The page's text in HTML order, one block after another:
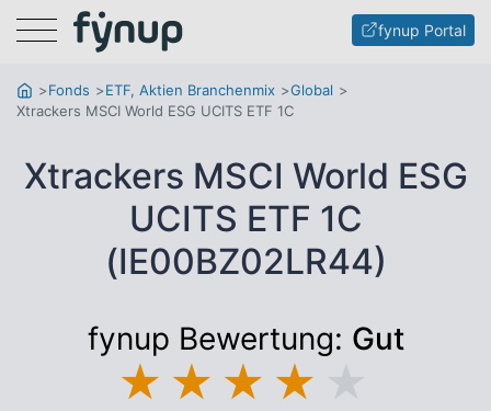
Menu fynup Portal
Fonds ETF, Aktien Branchenmix
Global
Xtrackers MSCI World ESG UCITS ETF 1C
Xtrackers MSCI World ESG
UCITS ETF 1C
(IE00BZ02LR44)
fynup Bewertung: Gut
★ ★ ★ ★